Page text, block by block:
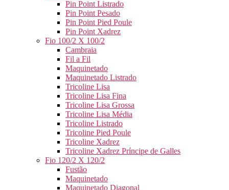
Pin Point Listrado
Pin Point Pesado
Pin Point Pied Poule
Pin Point Xadrez
Fio 100/2 X 100/2
Cambraia
Fil a Fil
Maquinetado
Maquinetado Listrado
Tricoline Lisa
Tricoline Lisa Fina
Tricoline Lisa Grossa
Tricoline Lisa Média
Tricoline Listrado
Tricoline Pied Poule
Tricoline Xadrez
Tricoline Xadrez Príncipe de Galles
Fio 120/2 X 120/2
Fustão
Maquinetado
Maquinetado Diagonal